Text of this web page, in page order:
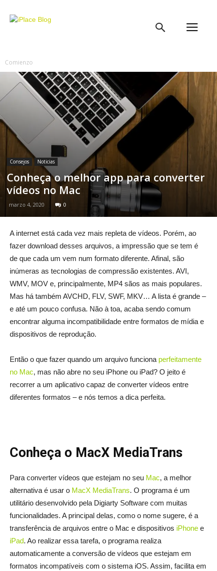
Comienzo
Consejos Noticias
Conheça o melhor app para converter
vídeos no Mac
marzo 4, 2020 0
A internet está cada vez mais repleta de vídeos. Porém, ao
fazer download desses arquivos, a impressão que se tem é
de que cada um vem num formato diferente. Afinal, são
inúmeras as tecnologias de compressão existentes. AVI,
WMV, MOV e, principalmente, MP4 sãos as mais populares.
Mas há também AVCHD, FLV, SWF, MKV… A lista é grande –
e até um pouco confusa. Não à toa, acaba sendo comum
encontrar alguma incompatibilidade entre formatos de mídia e
dispositivos de reprodução.
Então o que fazer quando um arquivo funciona perfeitamente
no Mac, mas não abre no seu iPhone ou iPad? O jeito é
recorrer a um aplicativo capaz de converter vídeos entre
diferentes formatos – e nós temos a dica perfeita.
Conheça o MacX MediaTrans
Para converter vídeos que estejam no seu Mac, a melhor
alternativa é usar o MacX MediaTrans. O programa é um
utilitário desenvolvido pela Digiarty Software com muitas
funcionalidades. A principal delas, como o nome sugere, é a
transferência de arquivos entre o Mac e dispositivos iPhone e
iPad. Ao realizar essa tarefa, o programa realiza
automaticamente a conversão de vídeos que estejam em
formatos incompatíveis com o sistema iOS. Assim, facilita em